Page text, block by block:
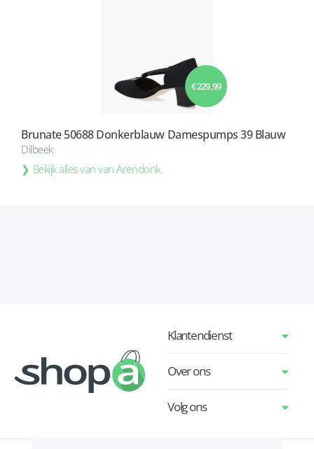
€ 229,99
Brunate 50688 Donkerblauw Damespumps 39 Blauw
Dilbeek
Bekijk alles van van Arendonk
Klantendienst
Over ons
Volg ons